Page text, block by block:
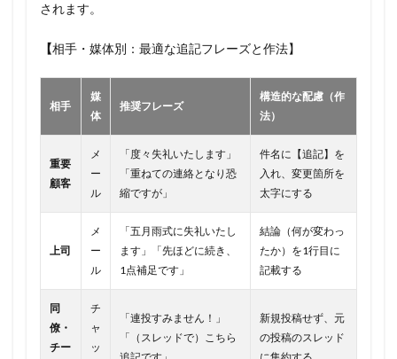
されます。
【相手・媒体別：最適な追記フレーズと作法】
相手
媒
体
推奨フレーズ
構造的な配慮（作
法）
重要
顧客
メ
ー
ル
「度々失礼いたします」
「重ねての連絡となり恐
縮ですが」
件名に【追記】を
入れ、変更箇所を
太字にする
上司
メ
ー
ル
「五月雨式に失礼いたし
ます」「先ほどに続き、
1点補足です」
結論（何が変わっ
たか）を1行目に
記載する
同
僚・
チー
チ
ャ
ッ
「連投すみません！」
「（スレッドで）こちら
新規投稿せず、元
の投稿のスレッド